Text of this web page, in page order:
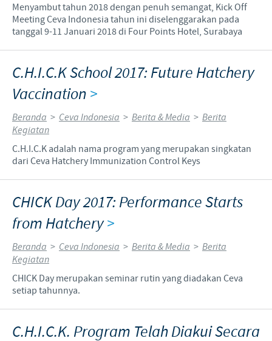
Menyambut tahun 2018 dengan penuh semangat, Kick Off
Meeting Ceva Indonesia tahun ini diselenggarakan pada
tanggal 9-11 Januari 2018 di Four Points Hotel, Surabaya
C.H.I.C.K School 2017: Future Hatchery
Vaccination >
Beranda > Ceva Indonesia > Berita & Media > Berita
Kegiatan
C.H.I.C.K adalah nama program yang merupakan singkatan
dari Ceva Hatchery Immunization Control Keys
CHICK Day 2017: Performance Starts
from Hatchery>
Beranda > Ceva Indonesia > Berita & Media > Berita
Kegiatan
CHICK Day merupakan seminar rutin yang diadakan Ceva
setiap tahunnya.
C.H.I.C.K. Program Telah Diakui Secara